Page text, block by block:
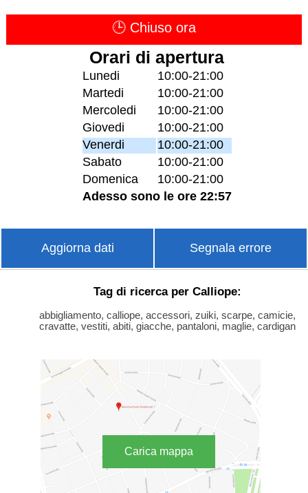
🕒 Chiuso ora
Orari di apertura
Lunedi
10:00-21:00
Martedi
10:00-21:00
Mercoledi
10:00-21:00
Giovedi
10:00-21:00
Venerdi
10:00-21:00
Sabato
10:00-21:00
Domenica
10:00-21:00
Adesso sono le ore 22:57
Aggiorna dati Segnala errore
Tag di ricerca per Calliope:
abbigliamento, calliope, accessori, zuiki, scarpe, camicie,
cravatte, vestiti, abiti, giacche, pantaloni, maglie, cardigan
Carica mappa